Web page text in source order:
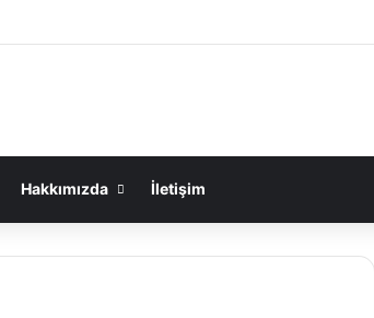
Hakkımızda İletişim